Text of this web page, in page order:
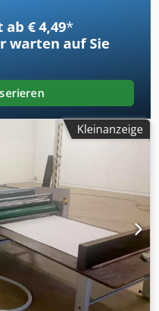
€ 4,49*
warten auf Sie
Kleinanzeige